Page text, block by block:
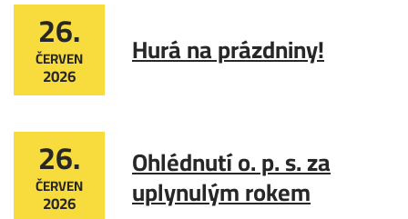
26.
ČERVEN
2026
Hurá na prázdniny!
26.
ČERVEN
2026
Ohlédnutí o. p. s. za
uplynulým rokem